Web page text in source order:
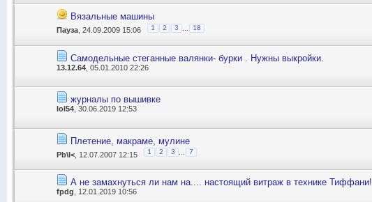
Вязальные машины
Пауза , 24.09.2009 15:06 1 2 3 18
Самодельные стеганные валянки- бурки . Нужны выкройки.
13.12.64 , 05.01.2010 22:26
журналы по вышивке
lol54 , 30.06.2019 12:53
Плетение, макраме, мулине
Pb\I< , 12.07.2007 12:15 1 2 3 7
А не замахнуться ли нам на.... настоящий витраж в технике Тиффани!
fpdg , 12.01.2019 10:56